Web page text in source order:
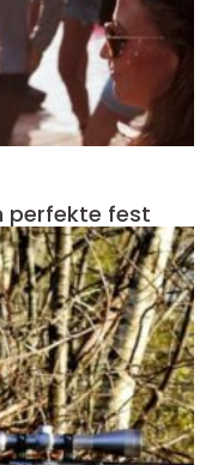
perfekte fest